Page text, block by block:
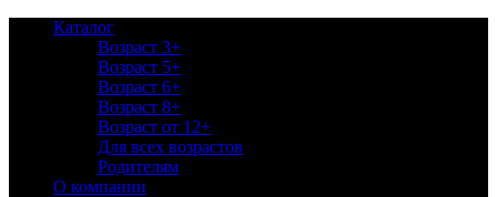
Каталог
Возраст 3+
Возраст 5+
Возраст 6+
Возраст 8+
Возраст от 12+
Для всех возрастов
Родителям
О компании